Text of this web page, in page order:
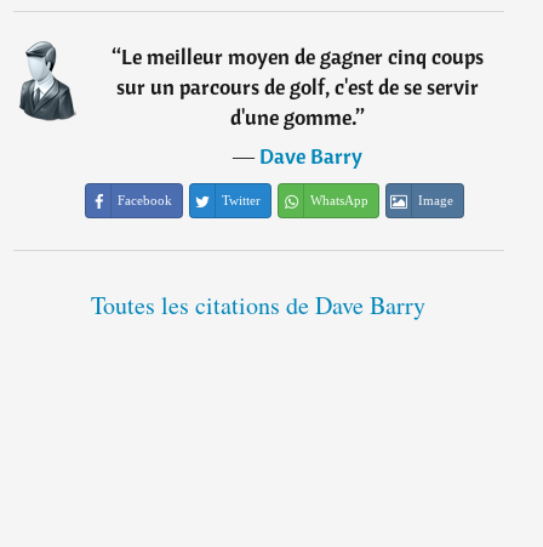
“Le meilleur moyen de gagner cinq coups
sur un parcours de golf, c'est de se servir
d'une gomme.”
―Dave Barry
Facebook Twitter WhatsApp Image
Toutes les citations de Dave Barry